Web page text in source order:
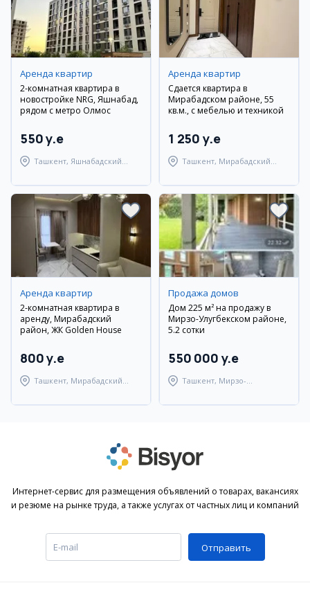
Аренда квартир
2-комнатная квартира в
новостройке NRG, Яшнабад,
рядом с метро Олмос
550 y.e
Ташкент, Яшнабадский
Аренда квартир
Сдается квартира в
Мирабадском районе, 55
кв.м., с мебелью и техникой
1 250 y.e
Ташкент, Мирабадский
Аренда квартир
2-комнатная квартира в
аренду, Мирабадский
район, ЖК Golden House
800 y.e
Ташкент, Мирабадский
Продажа домов
Дом 225 м² на продажу в
Мирзо-Улугбекском районе,
5.2 сотки
550 000 y.e
Ташкент, Мирзо-
Интернет-сервис для размещения объявлений о товарах, вакансиях
и резюме на рынке труда, а также услугах от частных лиц и компаний
Отправить